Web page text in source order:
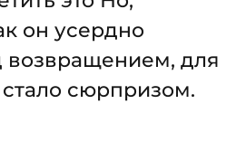
он усердно
возвращением, для
сюрпризом.